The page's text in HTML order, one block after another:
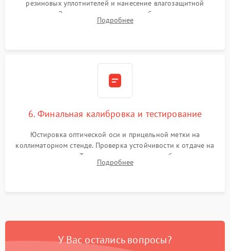
резиновых уплотнителей и нанесение влагозащитной
смазки. Заполнение внутреннего объема прицела
осушенным азотом для предотвращения запотевания оптики
Подробнее
6. Финальная калибровка и тестирование
Юстировка оптической оси и прицельной метки на
коллиматорном стенде. Проверка устойчивости к отдаче на
ударном стенде. Тестирование качества изображения в
темноте, дальности обнаружения и корректной работы всех
Подробнее
У Вас остались вопросы?